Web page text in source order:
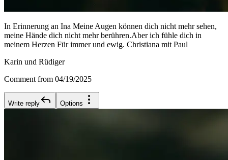
In Erinnerung an Ina Meine Augen können dich nicht mehr sehen,
meine Hände dich nicht mehr berühren.Aber ich fühle dich in
meinem Herzen Für immer und ewig. Christiana mit Paul
Karin und Rüdiger
Comment from 04/19/2025
Write reply Options